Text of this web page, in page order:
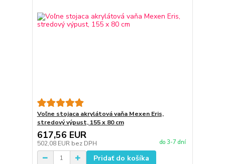
Voľne stojaca akrylátová vaňa Mexen Eris,
stredový výpust, 155 x 80 cm
617,56 EUR
502,08 EUR bez DPH do 3-7 dní
Pridať do košíka